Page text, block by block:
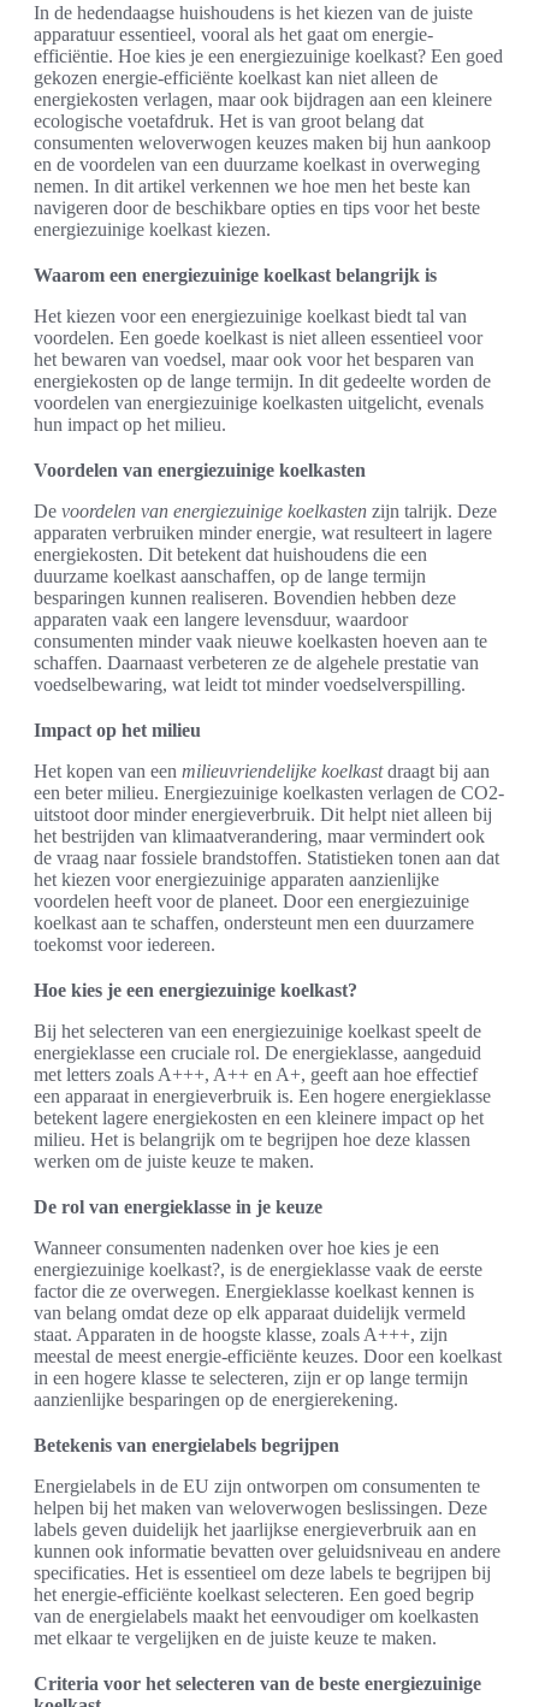
In de hedendaagse huishoudens is het kiezen van de juiste
apparatuur essentieel, vooral als het gaat om energie-
efficiëntie. Hoe kies je een energiezuinige koelkast? Een goed
gekozen energie-efficiënte koelkast kan niet alleen de
energiekosten verlagen, maar ook bijdragen aan een kleinere
ecologische voetafdruk. Het is van groot belang dat
consumenten weloverwogen keuzes maken bij hun aankoop
en de voordelen van een duurzame koelkast in overweging
nemen. In dit artikel verkennen we hoe men het beste kan
navigeren door de beschikbare opties en tips voor het beste
energiezuinige koelkast kiezen.
Waarom een energiezuinige koelkast belangrijk is
Het kiezen voor een energiezuinige koelkast biedt tal van
voordelen. Een goede koelkast is niet alleen essentieel voor
het bewaren van voedsel, maar ook voor het besparen van
energiekosten op de lange termijn. In dit gedeelte worden de
voordelen van energiezuinige koelkasten uitgelicht, evenals
hun impact op het milieu.
Voordelen van energiezuinige koelkasten
De voordelen van energiezuinige koelkasten zijn talrijk. Deze
apparaten verbruiken minder energie, wat resulteert in lagere
energiekosten. Dit betekent dat huishoudens die een
duurzame koelkast aanschaffen, op de lange termijn
besparingen kunnen realiseren. Bovendien hebben deze
apparaten vaak een langere levensduur, waardoor
consumenten minder vaak nieuwe koelkasten hoeven aan te
schaffen. Daarnaast verbeteren ze de algehele prestatie van
voedselbewaring, wat leidt tot minder voedselverspilling.
Impact op het milieu
Het kopen van een milieuvriendelijke koelkastdraagt bij aan
een beter milieu. Energiezuinige koelkasten verlagen de CO2-
uitstoot door minder energieverbruik. Dit helpt niet alleen bij
het bestrijden van klimaatverandering, maar vermindert ook
de vraag naar fossiele brandstoffen. Statistieken tonen aan dat
het kiezen voor energiezuinige apparaten aanzienlijke
voordelen heeft voor de planeet. Door een energiezuinige
koelkast aan te schaffen, ondersteunt men een duurzamere
toekomst voor iedereen.
Hoe kies je een energiezuinige koelkast?
Bij het selecteren van een energiezuinige koelkast speelt de
energieklasse een cruciale rol. De energieklasse, aangeduid
met letters zoals A+++, A++ en A+, geeft aan hoe effectief
een apparaat in energieverbruik is. Een hogere energieklasse
betekent lagere energiekosten en een kleinere impact op het
milieu. Het is belangrijk om te begrijpen hoe deze klassen
werken om de juiste keuze te maken.
De rol van energieklasse in je keuze
Wanneer consumenten nadenken over hoe kies je een
energiezuinige koelkast?, is de energieklasse vaak de eerste
factor die ze overwegen. Energieklasse koelkast kennen is
van belang omdat deze op elk apparaat duidelijk vermeld
staat. Apparaten in de hoogste klasse, zoals A+++, zijn
meestal de meest energie-efficiënte keuzes. Door een koelkast
in een hogere klasse te selecteren, zijn er op lange termijn
aanzienlijke besparingen op de energierekening.
Betekenis van energielabels begrijpen
Energielabels in de EU zijn ontworpen om consumenten te
helpen bij het maken van weloverwogen beslissingen. Deze
labels geven duidelijk het jaarlijkse energieverbruik aan en
kunnen ook informatie bevatten over geluidsniveau en andere
specificaties. Het is essentieel om deze labels te begrijpen bij
het energie-efficiënte koelkast selecteren. Een goed begrip
van de energielabels maakt het eenvoudiger om koelkasten
met elkaar te vergelijken en de juiste keuze te maken.
Criteria voor het selecteren van de beste energiezuinige